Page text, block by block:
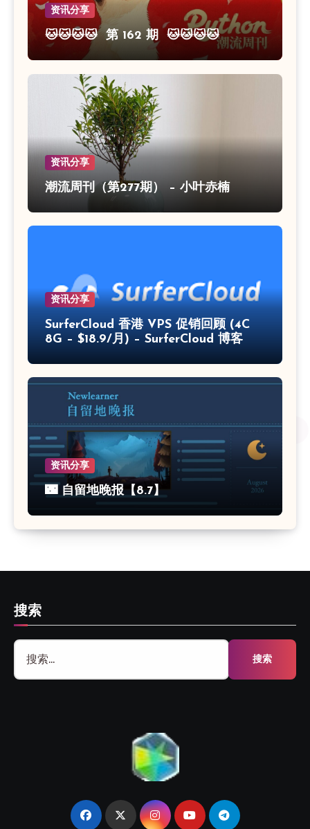
资讯分享
🐱🐱🐱🐱 第 162 期 🐱🐱🐱🐱
资讯分享
潮流周刊（第277期） – 小叶赤楠
资讯分享
SurferCloud 香港 VPS 促销回顾 (4C
8G – $18.9/月) – SurferCloud 博客
资讯分享
🌃 自留地晚报【8.7】
搜索
搜
索：